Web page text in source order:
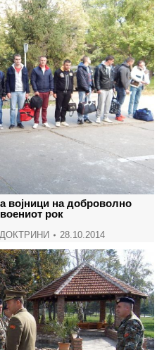
војници на доброволно
рок
28.10.2014